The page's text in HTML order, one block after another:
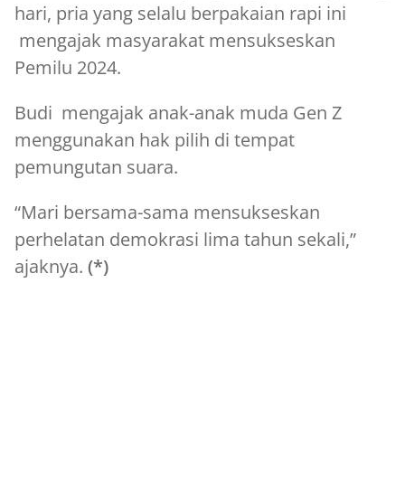
hari, pria yang selalu berpakaian rapi ini
mengajak masyarakat mensukseskan
Pemilu 2024.
Budi mengajak anak-anak muda Gen Z
menggunakan hak pilih di tempat
pemungutan suara.
“Mari bersama-sama mensukseskan
perhelatan demokrasi lima tahun sekali,”
ajaknya. (*)